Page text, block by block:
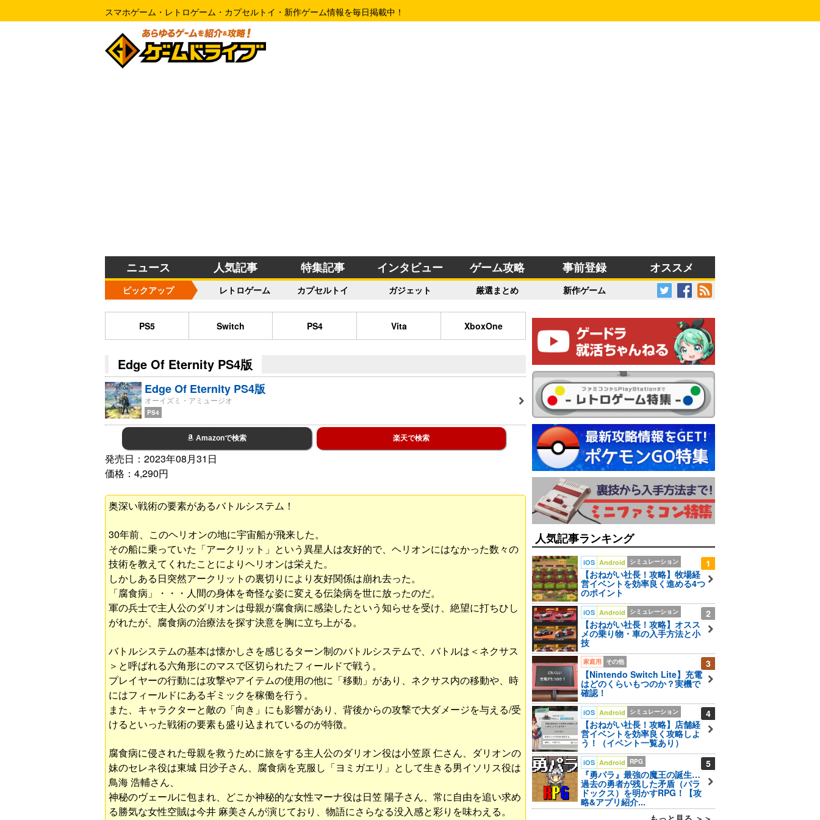
スマホゲーム・レトロゲーム・カプセルトイ・新作ゲーム情報を毎日掲載中！
ニュース 人気記事 特集記事 インタビュー ゲーム攻略 事前登録 オススメ
ピックアップ レトロゲーム カプセルトイ ガジェット 厳選まとめ 新作ゲーム
PS5 Switch PS4 Vita XboxOne
Edge Of Eternity PS4版
Edge Of Eternity PS4版
オーイズミ・アミュージオ
PS4
Amazonで検索 楽天で検索
発売日：2023年08月31日
価格：4,290円
奥深い戦術の要素があるバトルシステム！
30年前、このヘリオンの地に宇宙船が飛来した。
その船に乗っていた「アークリット」という異星人は友好的で、ヘリオンにはなかった数々の
技術を教えてくれたことによりヘリオンは栄えた。
しかしある日突然アークリットの裏切りにより友好関係は崩れ去った。
「腐食病」・・・人間の身体を奇怪な姿に変える伝染病を世に放ったのだ。
軍の兵士で主人公のダリオンは母親が腐食病に感染したという知らせを受け、絶望に打ちひし
がれたが、腐食病の治療法を探す決意を胸に立ち上がる。
バトルシステムの基本は懐かしさを感じるターン制のバトルシステムで、バトルは＜ネクサス
＞と呼ばれる六角形にのマスで区切られたフィールドで戦う。
プレイヤーの行動には攻撃やアイテムの使用の他に「移動」があり、ネクサス内の移動や、時
にはフィールドにあるギミックを稼働を行う。
また、キャラクターと敵の「向き」にも影響があり、背後からの攻撃で大ダメージを与える/受
けるといった戦術の要素も盛り込まれているのが特徴。
腐食病に侵された母親を救うために旅をする主人公のダリオン役は小笠原 仁さん、ダリオンの
妹のセレネ役は東城 日沙子さん、腐食病を克服し「ヨミガエリ」として生きる男イソリス役は
鳥海 浩輔さん、
神秘のヴェールに包まれ、どこか神秘的な女性マーナ役は日笠 陽子さん、常に自由を追い求め
る勝気な女性空賊は今井 麻美さんが演じており、物語にさらなる没入感と彩りを味わえる。
人気記事ランキング
1
iOS Android シミュレーション
【おねがい社長！攻略】牧場経
営イベントを効率良く進める4つ
のポイント
2
iOS Android シミュレーション
【おねがい社長！攻略】オスス
メの乗り物・車の入手方法と小
技
3
家庭用 その他
【Nintendo Switch Lite】充電
はどのくらいもつのか？実機で
確認！
4
iOS Android シミュレーション
【おねがい社長！攻略】店舗経
営イベントを効率良く攻略しよ
う！（イベント一覧あり）
5
iOS Android RPG
『勇パラ』最強の魔王の誕生…
過去の勇者が残した矛盾（パラ
ドックス）を明かすRPG！【攻
略&アプリ紹介...